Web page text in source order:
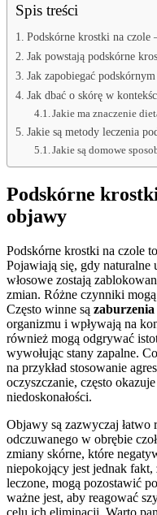
Spis treści
Podskórne krostki na
Jak powstają podskórne
Jak zapobiegać
Jak dbać o skórę w
Jakie ma znaczenie
Jakie są metody leczenia
Jakie są domowe
Podskórne
objawy
Podskórne krostki na czole
Pojawiają się, gdy naturalne
włosowe zostają
zmian. Różne czynniki
Często winne są
organizmu i wpływają na
również mogą odgrywać
wywołując stany zapalne.
na przykład stosowanie
oczyszczanie, często
niedoskonałości.
Objawy są zazwyczaj
odczuwanego w obrębie
zmiany skórne, które
niepokojący jest jednak
leczone, mogą pozostawić
ważne jest, aby reagować
celu ich eliminacji. Warto